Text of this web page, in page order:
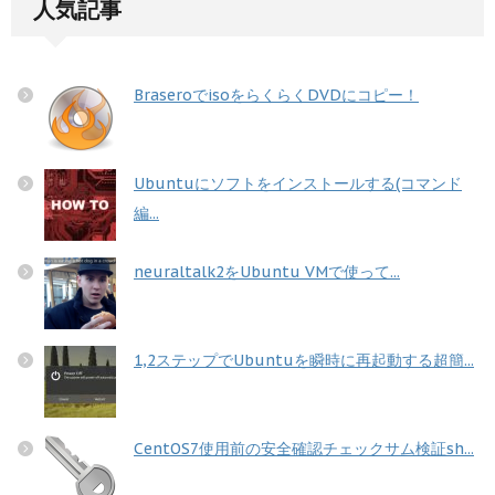
人気記事
BraseroでisoをらくらくDVDにコピー！
Ubuntuにソフトをインストールする(コマンド
編...
neuraltalk2をUbuntu VMで使って...
1,2ステップでUbuntuを瞬時に再起動する超簡...
CentOS7使用前の安全確認チェックサム検証sh...